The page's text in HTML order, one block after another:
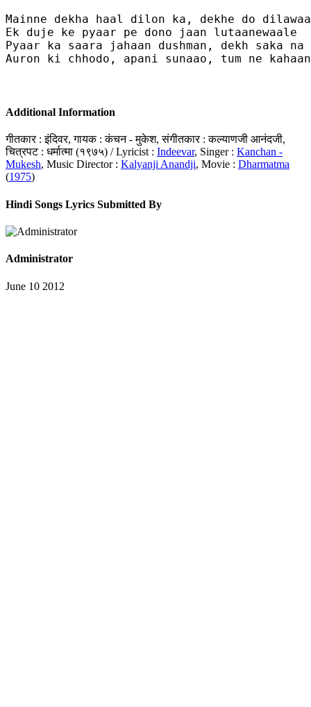
Mainne dekha haal dilon ka, dekhe do
Ek duje ke pyaar pe dono jaan lutaanewaale
Pyaar ka saara jahaan dushman, dekh saka
Auron ki chhodo, apani sunaao, tum ne
Additional Information
गीतकार : इंदिवर, गायक : कंचन - मुकेश, संगीतकार : कल्याणजी आनंदजी,
चित्रपट : धर्मात्मा (१९७५) / Lyricist : Indeevar, Singer : Kanchan -
Mukesh, Music Director : Kalyanji Anandji, Movie : Dharmatma
(1975)
Hindi Songs Lyrics Submitted By
Administrator
June 10 2012